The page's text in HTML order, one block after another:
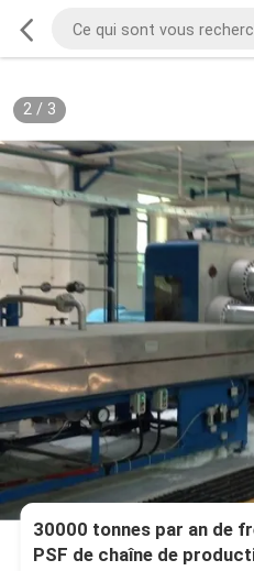
2/ 3
30000 tonnes par an de
PSF de chaîne de